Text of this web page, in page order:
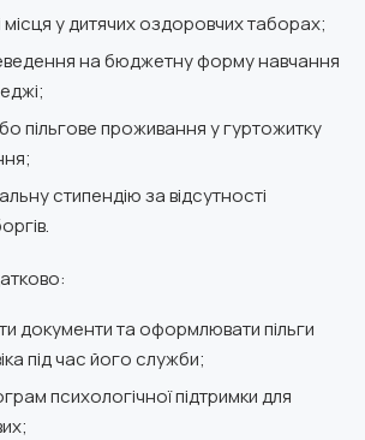
у дитячих оздоровчих таборах;
на бюджетну форму навчання
пільгове проживання у гуртожитку
стипендію за відсутності
документи та оформлювати пільги
під час його служби;
психологічної підтримки для